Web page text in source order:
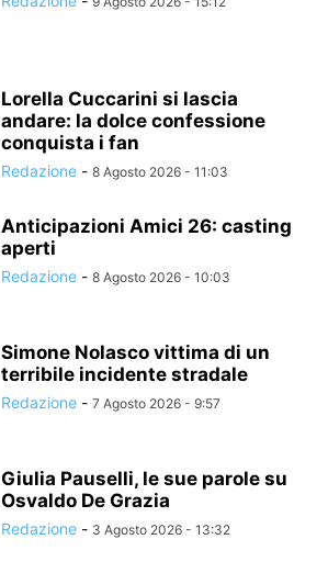
Lorella Cuccarini si lascia
andare: la dolce confessione
conquista i fan
Redazione - 8 Agosto 2026 - 11:03
Anticipazioni Amici 26: casting
aperti
Redazione - 8 Agosto 2026 - 10:03
Simone Nolasco vittima di un
terribile incidente stradale
Redazione - 7 Agosto 2026 - 9:57
Giulia Pauselli, le sue parole su
Osvaldo De Grazia
Redazione - 3 Agosto 2026 - 13:32